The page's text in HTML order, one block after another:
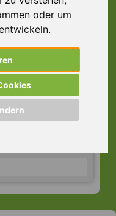
oder um
Rhein-Main-